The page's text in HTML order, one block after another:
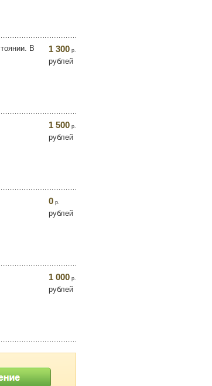
В
1 300 р.
рублей
1 500 р.
рублей
0 р.
рублей
1 000 р.
рублей